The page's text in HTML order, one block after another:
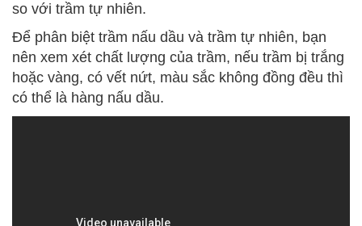
so với trầm tự nhiên.
Để phân biệt trầm nấu dầu và trầm tự nhiên, bạn
nên xem xét chất lượng của trầm, nếu trầm bị trắng
hoặc vàng, có vết nứt, màu sắc không đồng đều thì
có thể là hàng nấu dầu.